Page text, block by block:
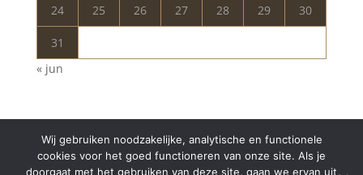
24 25 26 27 28 29 30
31
« jun
Wij gebruiken noodzakelijke, analytische en functionele
cookies voor het goed functioneren van onze site. Als je
doorgaat met het gebruiken van deze site, gaan we ervan uit